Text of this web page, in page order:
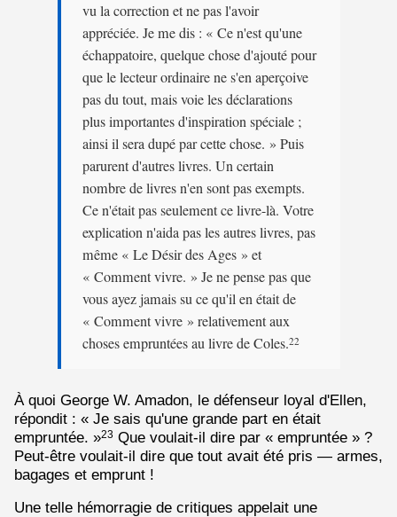
vu la correction et ne pas l'avoir
appréciée. Je me dis : « Ce n'est qu'une
échappatoire, quelque chose d'ajouté pour
que le lecteur ordinaire ne s'en aperçoive
pas du tout, mais voie les déclarations
plus importantes d'inspiration spéciale ;
ainsi il sera dupé par cette chose. » Puis
parurent d'autres livres. Un certain
nombre de livres n'en sont pas exempts.
Ce n'était pas seulement ce livre-là. Votre
explication n'aida pas les autres livres, pas
même « Le Désir des Ages » et
« Comment vivre. » Je ne pense pas que
vous ayez jamais su ce qu'il en était de
« Comment vivre » relativement aux
choses empruntées au livre de Coles.22
À quoi George W. Amadon, le défenseur loyal d'Ellen,
répondit : « Je sais qu'une grande part en était
empruntée. »23 Que voulait-il dire par « empruntée » ?
Peut-être voulait-il dire que tout avait été pris — armes,
bagages et emprunt !
Une telle hémorragie de critiques appelait une